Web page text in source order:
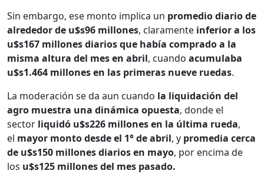
Sin embargo, ese monto implica un promedio diario de
alrededor de u$s96 millones, claramente inferior a los
u$s167 millones diarios que había comprado a la
misma altura del mes en abril, cuando acumulaba
u$s1.464 millones en las primeras nueve ruedas.
La moderación se da aun cuando la liquidación del
agro muestra una dinámica opuesta, donde el
sector liquidó u$s226 millones en la última rueda,
el mayor monto desde el 1° de abril, y promedia cerca
de u$s150 millones diarios en mayo, por encima de
los u$s125 millones del mes pasado.